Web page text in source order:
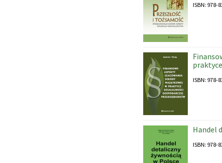
ISBN: 978-
ISBN: 978-
Handel
ISBN: 978-